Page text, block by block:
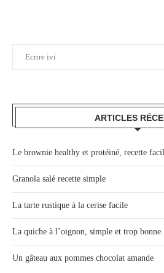
ARTICLES
Le brownie healthy et protéiné, recette
Granola salé recette simple
La tarte rustique à la cerise facile
La quiche à l’oignon, simple et trop bonne.
Un gâteau aux pommes chocolat amande